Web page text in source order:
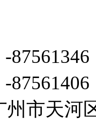
-87561346
-87561406
州市天河